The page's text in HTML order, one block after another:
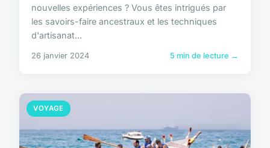
nouvelles expériences ? Vous êtes intrigués par
les savoirs-faire ancestraux et les techniques
d'artisanat...
26 janvier 2024 5 min de lecture →
VOYAGE